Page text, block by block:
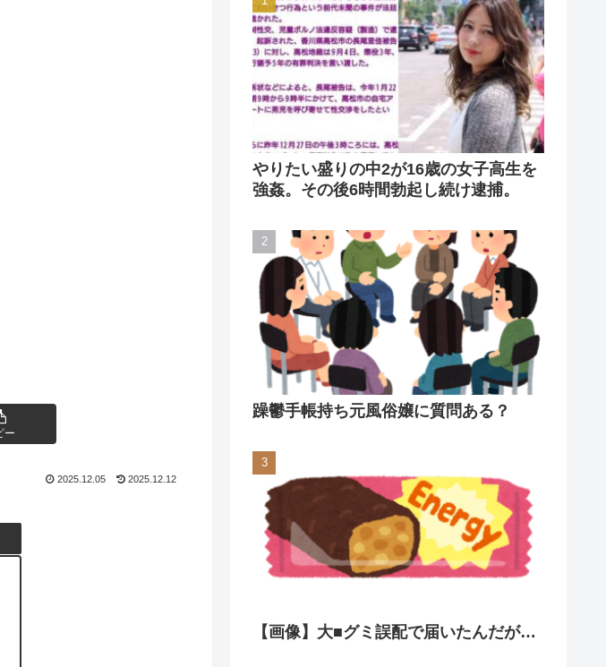
ー
2025.12.05 2025.12.12
やりたい盛りの中2が16歳の女子高生を
強姦。その後6時間勃起し続け逮捕。
躁鬱手帳持ち元風俗嬢に質問ある？
【画像】大■グミ誤配で届いたんだが…